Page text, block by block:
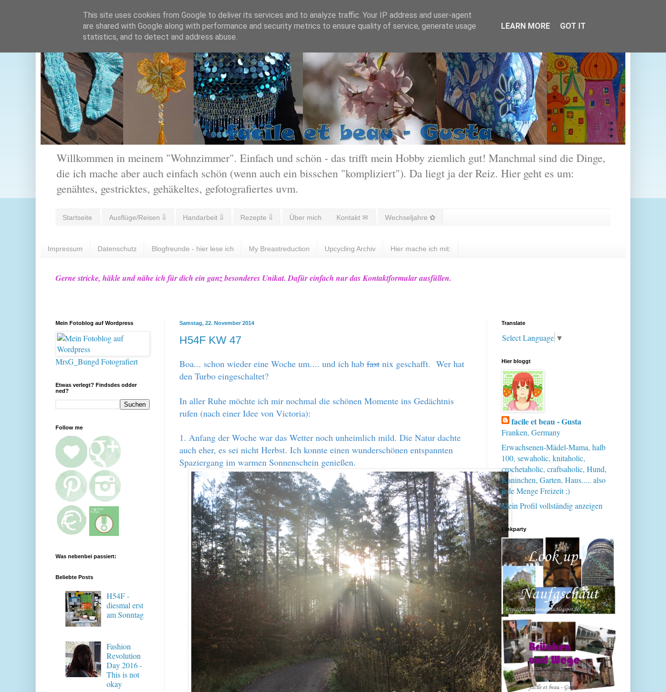
Willkommen in meinem "Wohnzimmer". Einfach und schön - das trifft mein Hobby ziemlich gut! Manchmal sind die Dinge,
die ich mache aber auch einfach schön (wenn auch ein bisschen "kompliziert"). Da liegt ja der Reiz. Hier geht es um:
genähtes, gestricktes, gehäkeltes, gefotografiertes uvm.
Startseite Ausflüge/Reisen ⇓ Handarbeit ⇓ Rezepte ⇓ Über mich Kontakt ✉ Wechseljahre ✿
Impressum Datenschutz Blogfreunde - hier lese ich My Breastreduction Upcycling Archiv Hier mache ich mit:
Gerne stricke, häkle und nähe ich für dich ein ganz besonderes Unikat. Dafür einfach nur das Kontaktformular ausfüllen.
Samstag, 22. November 2014
H54F KW 47
Boa... schon wieder eine Woche um.... und ich hab fast nix geschafft. Wer hat
den Turbo eingeschaltet?
In aller Ruhe möchte ich mir nochmal die schönen Momente ins Gedächtnis
rufen (nach einer Idee von Victoria):
1. Anfang der Woche war das Wetter noch unheimlich mild. Die Natur dachte
auch eher, es sei nicht Herbst. Ich konnte einen wunderschönen entspannten
Spaziergang im warmen Sonnenschein genießen.
Mein Fotoblog auf Wordpress
MrsG_Bungd Fotografiert
Etwas verlegt? Findsdes odder
ned?
Follow me
Was nebenbei passiert:
Beliebte Posts
H54F -
diesmal erst
am Sonntag
Fashion
Revolution
Day 2016 -
This is not
okay
Translate
Select Language ▼
Hier bloggt
facile et beau - Gusta
Franken, Germany
Erwachsenen-Mädel-Mama, halb
100, sewaholic, knitaholic,
crochetaholic, craftsaholic, Hund,
Kaninchen, Garten, Haus..... also
jede Menge Freizeit ;)
Mein Profil vollständig anzeigen
Linkparty
This site uses cookies from Google to deliver its services and to analyze traffic. Your IP address and user-agent
are shared with Google along with performance and security metrics to ensure quality of service, generate usage
statistics, and to detect and address abuse.
LEARN MORE GOT IT